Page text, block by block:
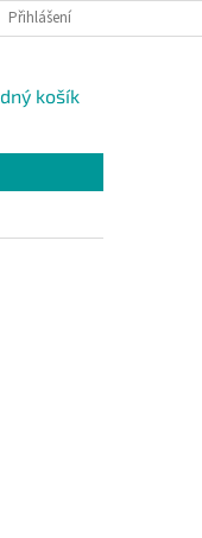
Přihlášení
košík